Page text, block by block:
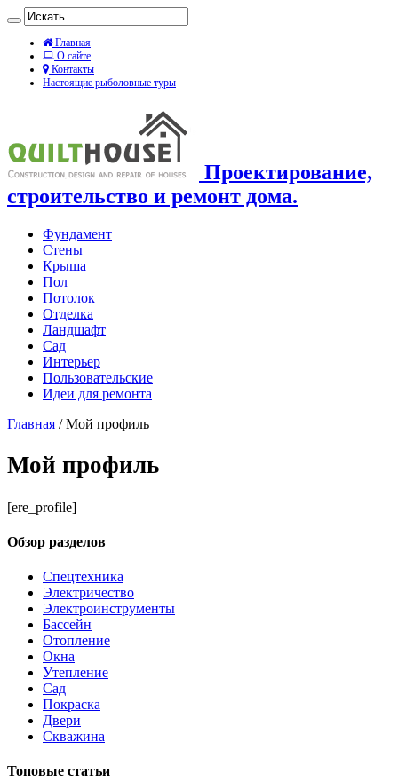
Главная
О сайте
Контакты
Настоящие рыболовные туры
Проектирование,
строительство и ремонт дома.
Фундамент
Стены
Крыша
Пол
Потолок
Отделка
Ландшафт
Сад
Интерьер
Пользовательские
Идеи для ремонта
Главная / Мой профиль
Мой профиль
[ere_profile]
Обзор разделов
Спецтехника
Электричество
Электроинструменты
Бассейн
Отопление
Окна
Утепление
Сад
Покраска
Двери
Скважина
Топовые статьи